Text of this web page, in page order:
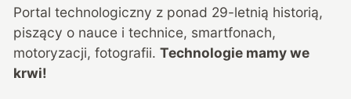
Portal technologiczny z ponad 29-letnią historią,
piszący o nauce i technice, smartfonach,
motoryzacji, fotografii. Technologie mamy we
krwi!